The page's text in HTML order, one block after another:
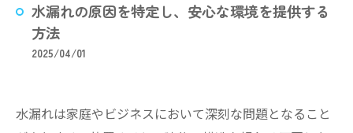
水漏れの原因を特定し、安心な環境を提供する
方法
2025/04/01
水漏れは家庭やビジネスにおいて深刻な問題となること